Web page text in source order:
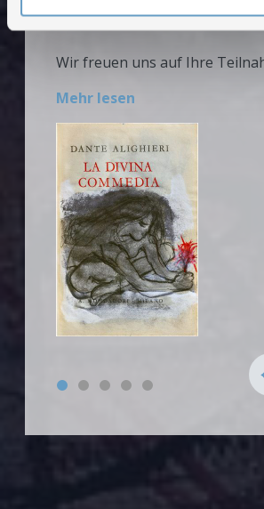
8005 Zürich
Wir freuen uns auf Ihre
Mehr lesen